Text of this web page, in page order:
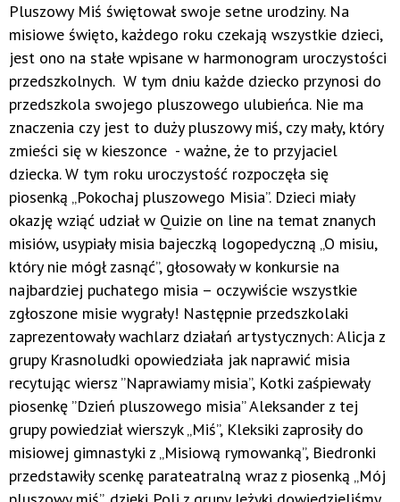
Pluszowy Miś świętował swoje setne urodziny. Na
misiowe święto, każdego roku czekają wszystkie dzieci,
jest ono na stałe wpisane w harmonogram uroczystości
przedszkolnych. W tym dniu każde dziecko przynosi do
przedszkola swojego pluszowego ulubieńca. Nie ma
znaczenia czy jest to duży pluszowy miś, czy mały, który
zmieści się w kieszonce - ważne, że to przyjaciel
dziecka. W tym roku uroczystość rozpoczęła się
piosenką „Pokochaj pluszowego Misia”. Dzieci miały
okazję wziąć udział w Quizie on line na temat znanych
misiów, usypiały misia bajeczką logopedyczną „O misiu,
który nie mógł zasnąć”, głosowały w konkursie na
najbardziej puchatego misia – oczywiście wszystkie
zgłoszone misie wygrały! Następnie przedszkolaki
zaprezentowały wachlarz działań artystycznych: Alicja z
grupy Krasnoludki opowiedziała jak naprawić misia
recytując wiersz ”Naprawiamy misia”, Kotki zaśpiewały
piosenkę ”Dzień pluszowego misia” Aleksander z tej
grupy powiedział wierszyk „Miś”, Kleksiki zaprosiły do
misiowej gimnastyki z „Misiową rymowanką”, Biedronki
przedstawiły scenkę parateatralną wraz z piosenką „Mój